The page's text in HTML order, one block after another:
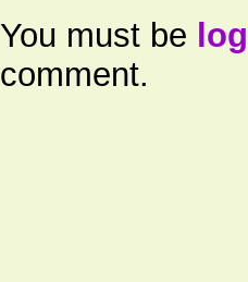
You must be
comment.